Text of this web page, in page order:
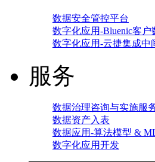
数据安全管控平台
数字化应用-Bluenic客户
数字化应用-云捷集成中
服务
数据治理咨询与实施服
数据资产入表
数据应用-算法模型 &
数字化应用开发